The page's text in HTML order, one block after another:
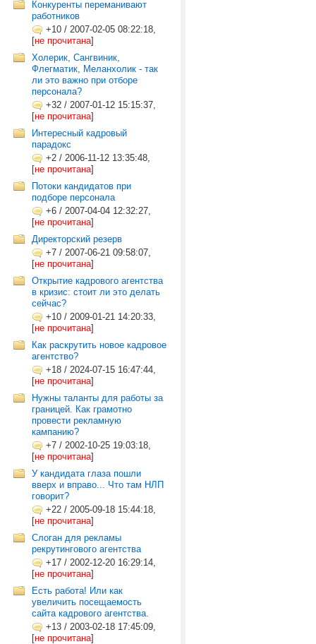
Конкуренты переманивают
работников
+10 / 2007-02-05 08:22:18,
[не прочитана]
Холерик, Сангвиник,
Флегматик, Меланхолик - так
ли это важно при отборе
персонала?
+32 / 2007-01-12 15:15:37,
[не прочитана]
Интересный кадровый
парадокс
+2 / 2006-11-12 13:35:48,
[не прочитана]
Потоки кандидатов при
подборе персонала
+6 / 2007-04-04 12:32:27,
[не прочитана]
Директорский резерв
+7 / 2007-06-21 09:58:07,
[не прочитана]
Открытие кадрового агентства
в кризис: стоит ли это делать
сейчас?
+10 / 2009-01-21 14:20:33,
[не прочитана]
Как раскрутить новое кадровое
агентство?
+18 / 2024-07-15 16:47:44,
[не прочитана]
Нужны таланты для работы за
границей. Как грамотно
провести рекламную
кампанию?
+7 / 2002-10-25 19:03:18,
[не прочитана]
У кандидата глаза пошли
вверх и вправо... Что там НЛП
говорит?
+22 / 2005-09-18 15:44:18,
[не прочитана]
Слоган для рекламы
рекрутингового агентства
+17 / 2002-12-20 16:29:14,
[не прочитана]
Есть работа! Или как
увеличить посещаемость
сайта кадрового агентства.
+13 / 2003-02-18 17:45:09,
[не прочитана]